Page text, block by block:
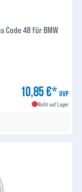
Code 48 für BMW
10,85 €* UVP
Nicht auf Lager